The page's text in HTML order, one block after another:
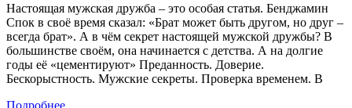
Настоящая мужская дружба – это особая статья. Бенджамин
Спок в своё время сказал: «Брат может быть другом, но друг –
всегда брат». А в чём секрет настоящей мужской дружбы? В
большинстве своём, она начинается с детства. А на долгие
годы её «цементируют» Преданность. Доверие.
Бескорыстность. Мужские секреты. Проверка временем. В
Подробнее